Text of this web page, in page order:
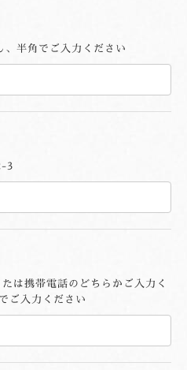
半角でご入力ください
3
携帯電話のどちらかご入力く
ご入力ください